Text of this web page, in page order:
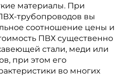
материалы. При
трубопроводов вы
соотношение цены и
ПВХ существенно
стали, меди или
при этом его
во многих